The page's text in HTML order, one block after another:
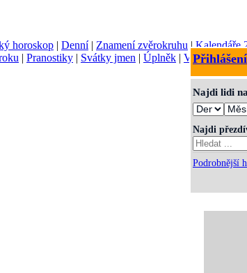
Přihlášení
Najdi lidi
Najdi
Podrobnější
horoskop | Denní| Znamení zvěrokruhu | Kalendáře
| Pranostiky | Svátky jmen | Úplněk | Význam jmen